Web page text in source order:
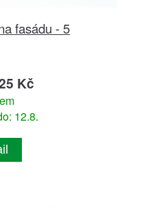
fasádu - 5
Kč
12.8.